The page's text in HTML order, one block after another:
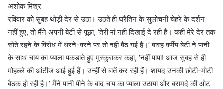
अशोक मिश्र
रविवार को सुबह थोड़ी देर से उठा। उठते ही घरैतिन के सुलोचनी चेहरे के दर्शन
नहीं हुए, तो मैंने अपनी बेटी से पूछा, ‘तेरी मां नहीं दिखाई दे रही है। कहीं मेरे देर तक
सोते रहने के विरोध में धरने-वरने पर तो नहीं बैठ गई हैं।’ बारह वर्षीय बेटी ने पानी
के साथ चाय का प्याला पकड़ाते हुए मुस्कुराकर कहा, ‘नहीं पापा! आज सुबह से ही
मोहल्ले की आंटीज आई हुई हैं। उन्हीं से बातें कर रही हैं। शायद उनकी छोटी-मोटी
बैठक हो रही है।’ मैंने पानी पीने के बाद चाय का प्याला उठाया और बरामदे की ओट